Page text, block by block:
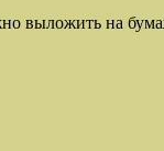
выложить на